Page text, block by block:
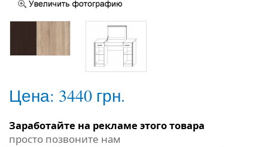
Цена: 3440 грн.
Заработайте на рекламе этого товара
просто позвоните нам